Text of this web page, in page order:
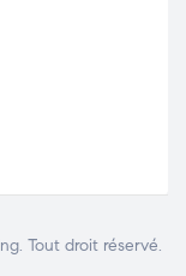
. Tout droit réservé.